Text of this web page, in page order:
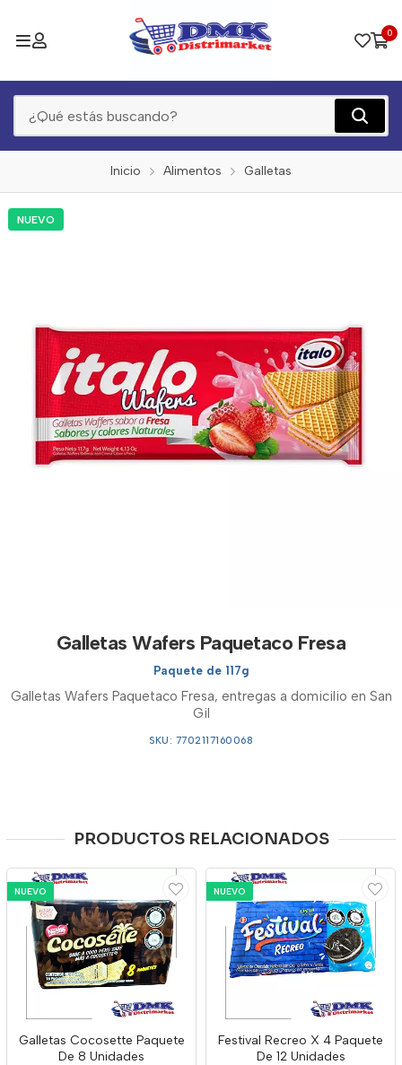
0
Inicio Alimentos Galletas
NUEVO
Galletas Wafers Paquetaco Fresa
Paquete de 117g
Galletas Wafers Paquetaco Fresa, entregas a domicilio en San
Gil
SKU: 7702117160068
PRODUCTOS RELACIONADOS
NUEVO
Galletas Cocosette Paquete
De 8 Unidades
NUEVO
Festival Recreo X 4 Paquete
De 12 Unidades